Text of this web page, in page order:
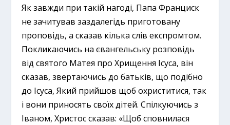
Як завжди при такій нагоді, Папа Франциск
не зачитував заздалегідь приготовану
проповідь, а сказав кілька слів експромтом.
Покликаючись на євангельську розповідь
від святого Матея про Хрищення Ісуса, він
сказав, звертаючись до батьків, що подібно
до Ісуса, Який прийшов щоб охриститися, так
і вони приносять своїх дітей. Спілкуючись з
Іваном, Христос сказав: «Щоб сповнилася